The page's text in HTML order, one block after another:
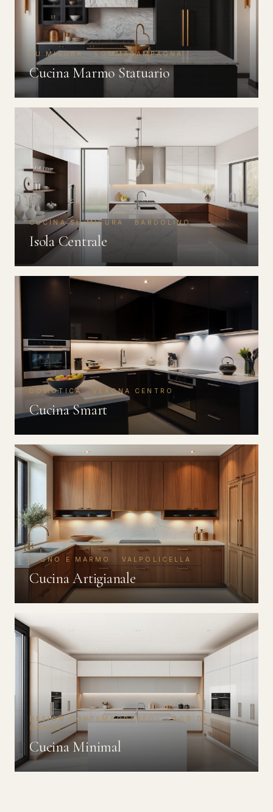
SU MISURA · SOMMACAMPAGNA
Cucina Marmo Statuario
CUCINA SU MISURA · BARDOLINO
Isola Centrale
DOMOTICA · VERONA CENTRO
Cucina Smart
LEGNO E MARMO · VALPOLICELLA
Cucina Artigianale
DESIGN CONTEMPORANEO · LAGO DI
GARDA
Cucina Minimal